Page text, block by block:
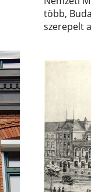
több,
szerepelt